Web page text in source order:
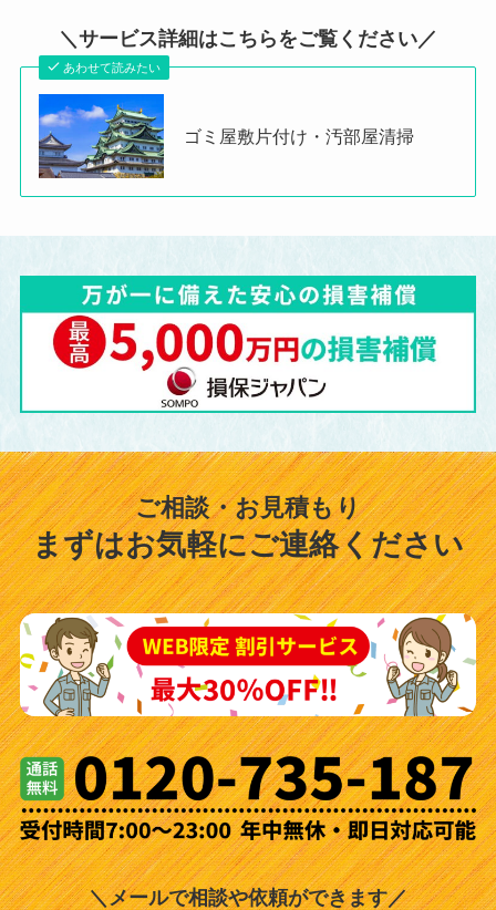
＼サービス詳細はこちらをご覧ください／
あわせて読みたい
ゴミ屋敷片付け・汚部屋清掃
ご相談・お見積もり
まずはお気軽にご連絡ください
＼メールで相談や依頼ができます／